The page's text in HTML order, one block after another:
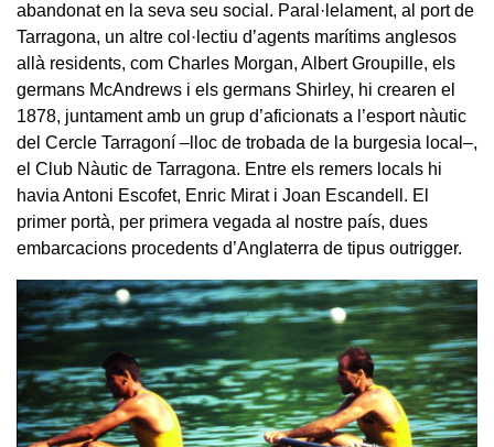
abandonat en la seva seu social. Paral·lelament, al port de
Tarragona, un altre col·lectiu d’agents marítims anglesos
allà residents, com Charles Morgan, Albert Groupille, els
germans McAndrews i els germans Shirley, hi crearen el
1878, juntament amb un grup d’aficionats a l’esport nàutic
del Cercle Tarragoní –lloc de trobada de la burgesia local–,
el Club Nàutic de Tarragona. Entre els remers locals hi
havia Antoni Escofet, Enric Mirat i Joan Escandell. El
primer portà, per primera vegada al nostre país, dues
embarcacions procedents d’Anglaterra de tipus outrigger.